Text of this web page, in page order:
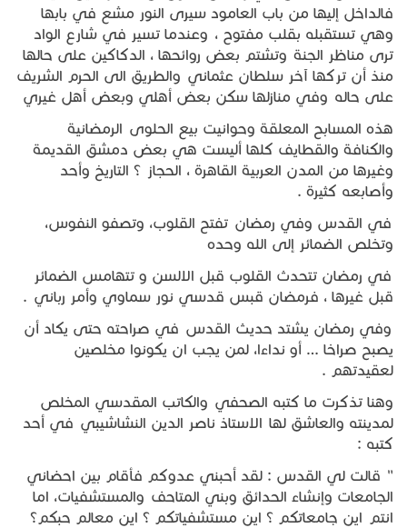
فالداخل إليها من باب العامود سيرى النور مشع في بابها
وهي تستقبله بقلب مفتوح ، وعندما تسير في شارع الواد
ترى مناظر الجنة وتشتم بعض روائحها ، الدكاكين على حالها
منذ أن تركها آخر سلطان عثماني والطريق الى الحرم الشريف
على حاله وفي منازلها سكن بعض أهلي وبعض أهل غيري
هذه المسابح المعلقة وحوانيت بيع الحلوى الرمضانية
والكنافة والقطايف كلها أليست هي بعض دمشق القديمة
وغيرها من المدن العربية القاهرة ، الحجاز ؟ التاريخ وأحد
وأصابعه كثيرة .
في القدس وفي رمضان تفتح القلوب، وتصفو النفوس،
وتخلص الضمائر إلى الله وحده
في رمضان تتحدث القلوب قبل الالسن و تتهامس الضمائر
قبل غيرها ، فرمضان قبس قدسي نور سماوي وأمر رباني .
وفي رمضان يشتد حديث القدس في صراحته حتى يكاد أن
يصبح صراخا … أو نداءا، لمن يجب ان يكونوا مخلصين
لعقيدتهم .
وهنا تذكرت ما كتبه الصحفي والكاتب المقدسي المخلص
لمدينته والعاشق لها الاستاذ ناصر الدين النشاشيبي في أحد
كتبه :
" قالت لي القدس : لقد أحبني عدوكم فأقام بين احضاني
الجامعات وإنشاء الحدائق وبني المتاحف والمستشفيات، اما
انتم اين جامعاتكم ؟ اين مستشفياتكم ؟ اين معالم حبكم؟